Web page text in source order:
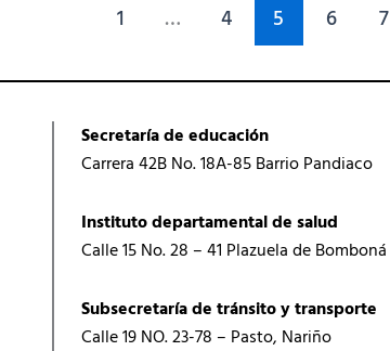
1 … 4 5 6 7
Secretaría de educación
Carrera 42B No. 18A-85 Barrio Pandiaco
Instituto departamental de salud
Calle 15 No. 28 – 41 Plazuela de Bomboná
Subsecretaría de tránsito y transporte
Calle 19 NO. 23-78 – Pasto, Nariño